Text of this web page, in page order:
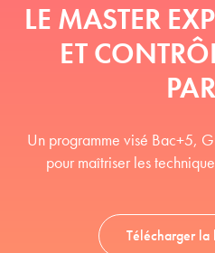
LE MASTER
ET
Un programme visé Bac+5,
pour maîtriser les
Télécharger la